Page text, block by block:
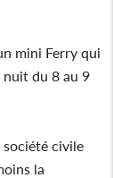
mini Ferry qui
du 8 au 9
société civile
la